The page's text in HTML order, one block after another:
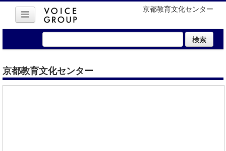
京都教育文化センター
検索
京都教育文化センター